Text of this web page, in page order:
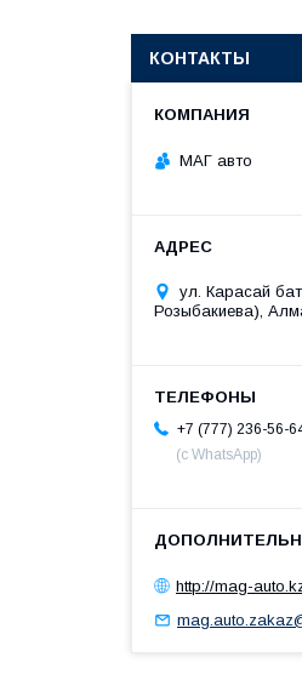
КОНТАКТЫ
МАГ авто
ул. Карасай
Розыбакиева),
+7 (777) 236-56-
(с WhatsApp)
http://mag-